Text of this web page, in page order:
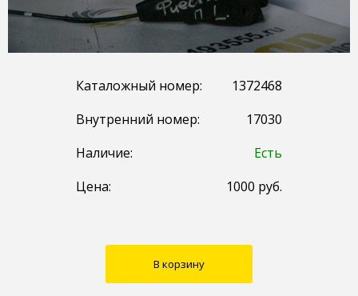
Каталожный номер:
1372468
Внутренний номер:
17030
Наличие:
Есть
Цена:
1000 руб.
В корзину